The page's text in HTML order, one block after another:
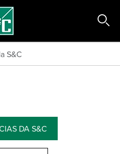
S&C
DA S&C